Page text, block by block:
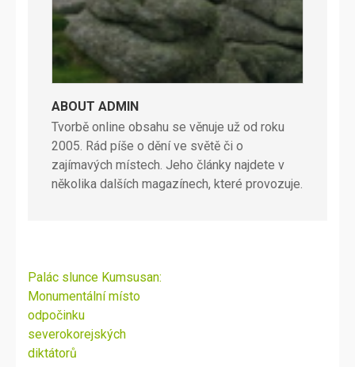
ABOUT ADMIN
Tvorbě online obsahu se věnuje už od roku
2005. Rád píše o dění ve světě či o
zajímavých místech. Jeho články najdete v
několika dalších magazínech, které provozuje.
Navigace
pro
příspěvek
Palác slunce Kumsusan:
Monumentální místo
odpočinku
severokorejských
diktátorů